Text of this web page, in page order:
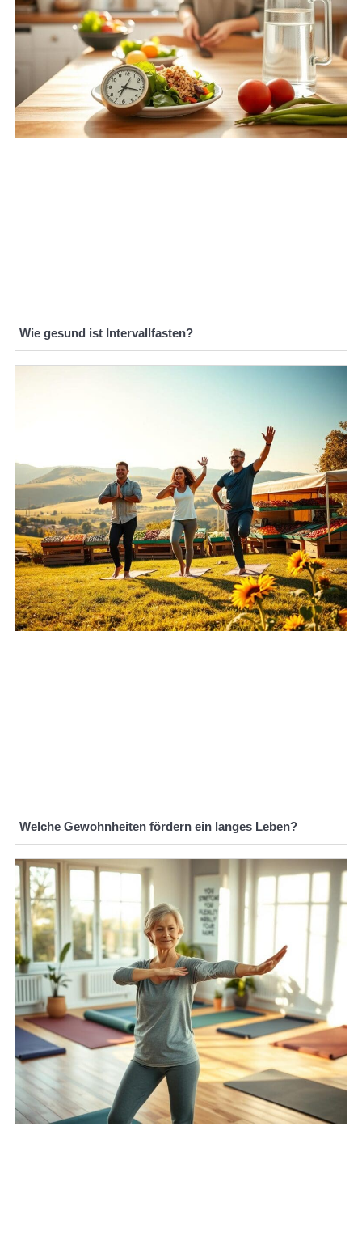
Wie gesund ist Intervallfasten?
Welche Gewohnheiten fördern ein langes Leben?